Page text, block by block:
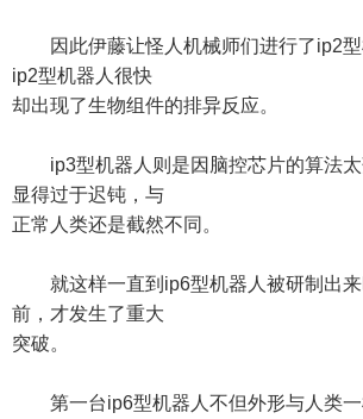
因此伊藤让怪人机械师们进行了ip2型
ip2型机器人很快
却出现了生物组件的排异反应。
ip3型机器人则是因脑控芯片的算法太
显得过于迟钝，与
正常人类还是截然不同。
就这样一直到ip6型机器人被研制出来
前，才发生了重大
突破。
第一台ip6型机器人不但外形与人类一